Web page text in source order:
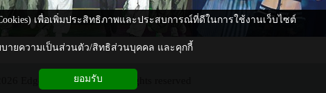
Edge Magazine.com All rights reserved
เพื่อเพิ่มประสิทธิภาพและประสบการณ์ที่ดีในการใช้งานเว็บไซต์
ายความเป็นส่วนตัว/สิทธิส่วนบุคคล และคุกกี้
ยอมรับ